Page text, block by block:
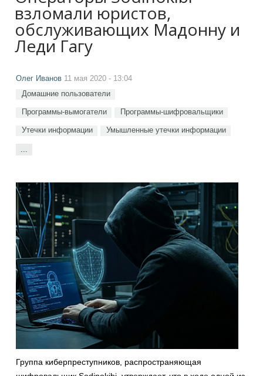
взломали юристов,
обслуживающих Мадонну и
Леди Гагу
Олег Иванов 11 мая 2020 - 13:04
Домашние пользователи
Программы-вымогатели Программы-шифровальщики
Утечки информации Умышленные утечки информации
...
Группа киберпреступников, распространяющая